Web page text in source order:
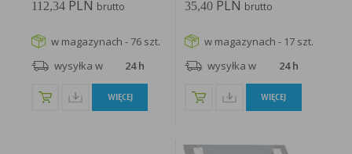
112,34PLN brutto
w magazynach - 76 szt.
wysyłka w
24 h
WIĘCEJ
35,40 PLN brutto
w magazynach - 17 szt.
wysyłka w
24 h
WIĘCEJ